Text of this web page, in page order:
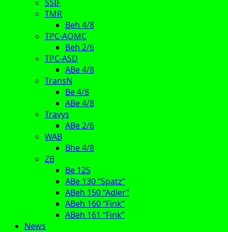
SSIF
TMR
Beh 4/8
TPC-AOMC
Beh 2/6
TPC-ASD
ABe 4/8
TransN
Be 4/8
ABe 4/8
Travys
ABe 2/6
WAB
Bhe 4/8
ZB
Be 125
ABe 130 “Spatz”
ABeh 150 “Adler”
ABeh 160 “Fink”
ABeh 161 “Fink”
News